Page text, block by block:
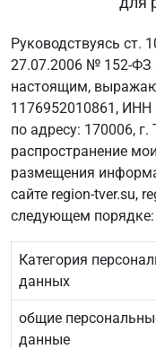
Руководствуясь ст.
27.07.2006 № 152-ФЗ
настоящим,
1176952010861, ИНН
по адресу: 170006,
распространение
размещения
сайте region-tver.su,
следующем порядке:
Категория
данных
общие
данные